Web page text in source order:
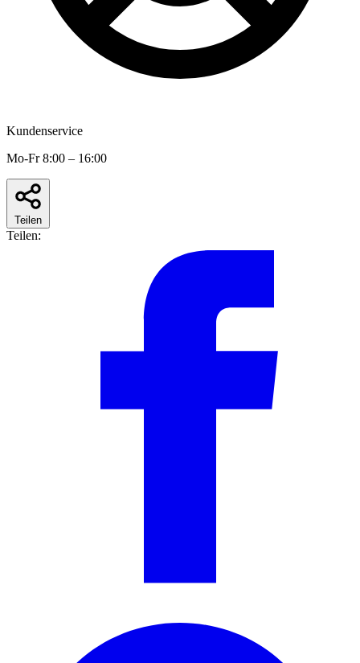
Kundenservice
Mo-Fr 8:00 – 16:00
Teilen
Teilen: